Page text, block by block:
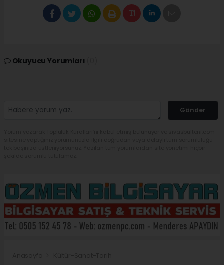
Okuyucu Yorumları
Gönder